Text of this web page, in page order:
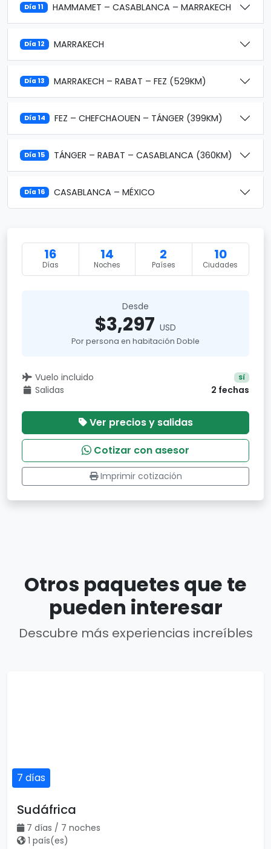
Día 11 HAMMAMET – CASABLANCA – MARRAKECH
Día 12 MARRAKECH
Día 13 MARRAKECH – RABAT – FEZ (529KM)
Día 14 FEZ – CHEFCHAOUEN – TÁNGER (399KM)
Día 15 TÁNGER – RABAT – CASABLANCA (360KM)
Día 16 CASABLANCA – MÉXICO
16
Días
14
Noches
2
Países
10
Ciudades
Desde
$3,297 USD
Por persona en habitación Doble
Vuelo incluido Sí
Salidas 2 fechas
Ver precios y salidas
Cotizar con asesor
Imprimir cotización
Otros paquetes que te
pueden interesar
Descubre más experiencias increíbles
7 días
Sudáfrica
7 días / 7 noches
1 país(es)